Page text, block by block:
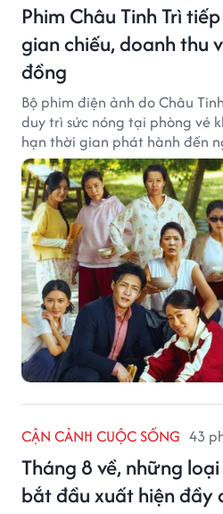
Phim Châu Tinh Trì
gian chiếu, doanh thu
đồng
Bộ phim điện ảnh do Châu
duy trì sức nóng tại phòng vé
hạn thời gian phát hành đến
CẬN CẢNH CUỘC SỐNG 43
Tháng 8 về, những
bắt đầu xuất hiện đầy